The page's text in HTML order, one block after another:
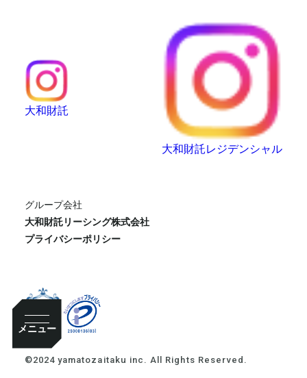
メニュー
大和財託
大和財託レジデンシャル
グループ会社
大和財託リーシング株式会社
プライバシーポリシー
©2024 yamatozaitaku inc. All Rights Reserved.